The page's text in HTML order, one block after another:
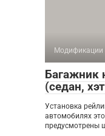
Модификации
Багажник
(седан,
Установка
автомобилях
предусмотрены